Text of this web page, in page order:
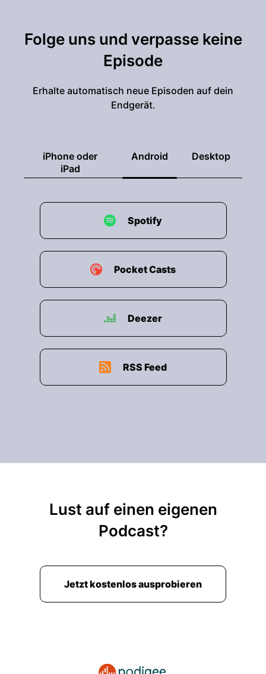
Folge uns und verpasse keine
Episode
Erhalte automatisch neue Episoden auf dein
Endgerät.
iPhone oder
iPad
Android Desktop
Spotify
Pocket Casts
Deezer
RSS Feed
Lust auf einen eigenen
Podcast?
Jetzt kostenlos ausprobieren